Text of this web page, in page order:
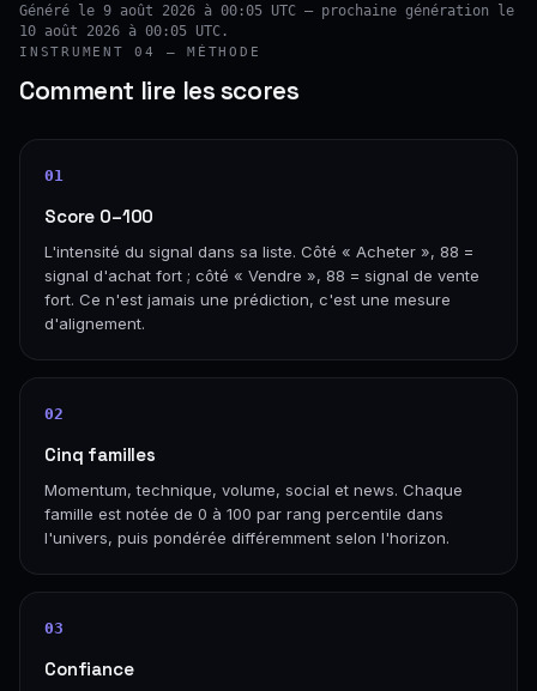
Généré le 9 août 2026 à 00:05 UTC — prochaine génération le
10 août 2026 à 00:05 UTC.
INSTRUMENT 04 — MÉTHODE
Comment lire les scores
01
Score 0–100
L'intensité du signal dans sa liste. Côté « Acheter », 88 =
signal d'achat fort ; côté « Vendre », 88 = signal de vente
fort. Ce n'est jamais une prédiction, c'est une mesure
d'alignement.
02
Cinq familles
Momentum, technique, volume, social et news. Chaque
famille est notée de 0 à 100 par rang percentile dans
l'univers, puis pondérée différemment selon l'horizon.
03
Confiance